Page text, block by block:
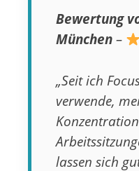
Bewertung
München –
„Seit ich
verwende,
lassen sich